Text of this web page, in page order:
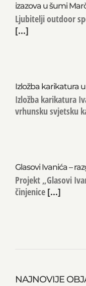
izazova u šumi
Ljubitelji outdoor
[...]
Izložba karikatura
Izložba karikatura
vrhunsku svjetsku
Glasovi Ivanića –
Projekt „Glasovi
činjenice [...]
NAJNOVIJE